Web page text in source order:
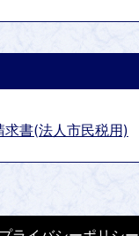
求書(法人市民税用)